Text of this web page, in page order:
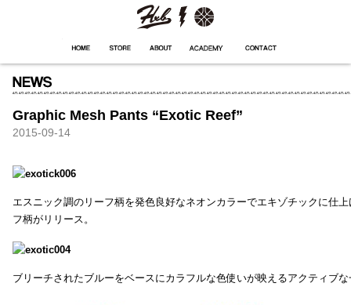
Graphic Mesh Pants “Exotic Reef”
2015-09-14
エスニック調のリーフ柄を発色良好なネオンカラーでエキゾチックに仕
フ柄がリリース。
ブリーチされたブルーをベースにカラフルな色使いが映えるアクティブ